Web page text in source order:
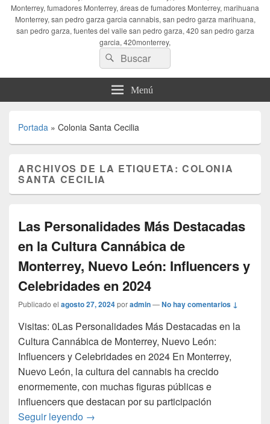
Monterrey, fumadores Monterrey, áreas de fumadores Monterrey, marihuana
Monterrey, san pedro garza garcia cannabis, san pedro garza marihuana,
san pedro garza, fuentes del valle san pedro garza, 420 san pedro garza
garcia, 420monterrey,
Buscar
por:
Buscar
Menú
Portada » Colonia Santa Cecilia
ARCHIVOS DE LA ETIQUETA:COLONIA
SANTA CECILIA
Las Personalidades Más Destacadas
en la Cultura Cannábica de
Monterrey, Nuevo León: Influencers y
Celebridades en 2024
Publicado el agosto 27, 2024poradmin—No hay comentarios ↓
Visitas: 0Las Personalidades Más Destacadas en la
Cultura Cannábica de Monterrey, Nuevo León:
Influencers y Celebridades en 2024 En Monterrey,
Nuevo León, la cultura del cannabis ha crecido
enormemente, con muchas figuras públicas e
influencers que destacan por su participación
Seguir leyendo Las Personalidades Más Destacadas en
→